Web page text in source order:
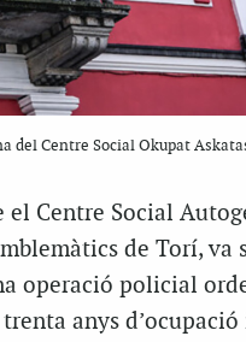
del Centre Social Okupat
el Centre Social
de Torí, va
operació policial
anys